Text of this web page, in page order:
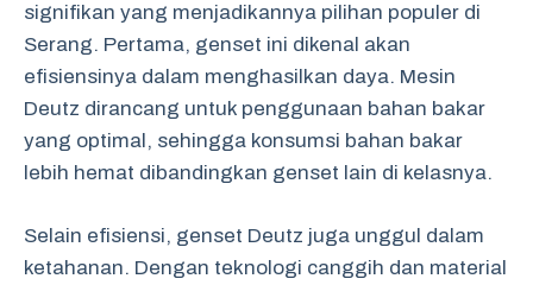
signifikan yang menjadikannya pilihan populer di
Serang. Pertama, genset ini dikenal akan
efisiensinya dalam menghasilkan daya. Mesin
Deutz dirancang untuk penggunaan bahan bakar
yang optimal, sehingga konsumsi bahan bakar
lebih hemat dibandingkan genset lain di kelasnya.
Selain efisiensi, genset Deutz juga unggul dalam
ketahanan. Dengan teknologi canggih dan material